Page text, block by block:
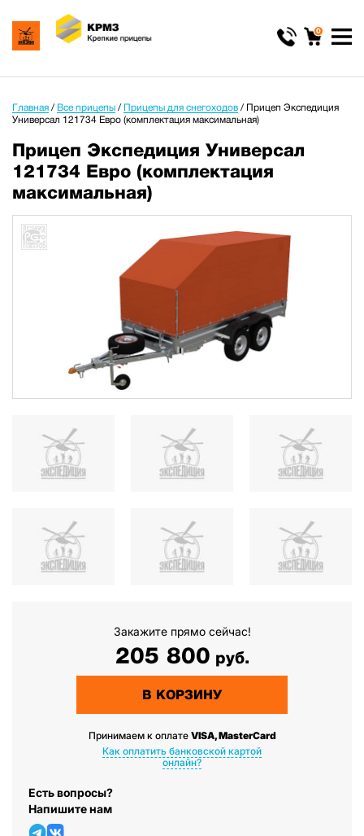
0
Главная / Все прицепы / Прицепы для снегоходов / Прицеп Экспедиция
Универсал 121734 Евро (комплектация максимальная)
Прицеп Экспедиция Универсал
121734 Евро (комплектация
максимальная)
Закажите прямо сейчас!
205 800 руб.
В КОРЗИНУ
Принимаем к оплате VISA, MasterCard
Как оплатить банковской картой
онлайн?
Есть вопросы?
Напишите нам